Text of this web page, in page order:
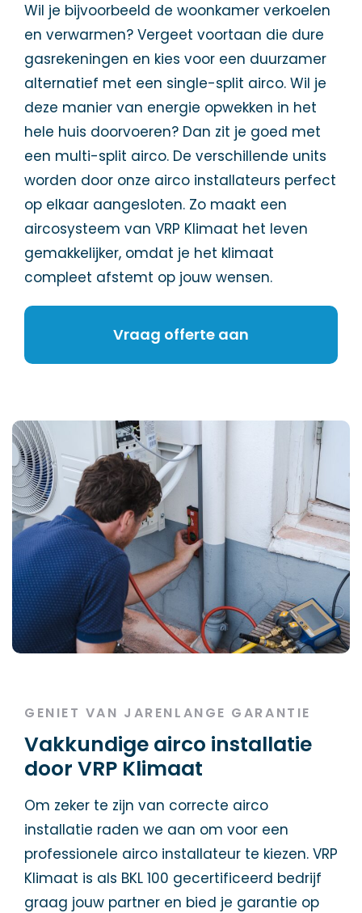
Wil je bijvoorbeeld de woonkamer verkoelen
en verwarmen? Vergeet voortaan die dure
gasrekeningen en kies voor een duurzamer
alternatief met een single-split airco. Wil je
deze manier van energie opwekken in het
hele huis doorvoeren? Dan zit je goed met
een multi-split airco. De verschillende units
worden door onze airco installateurs perfect
op elkaar aangesloten. Zo maakt een
aircosysteem van VRP Klimaat het leven
gemakkelijker, omdat je het klimaat
compleet afstemt op jouw wensen.
Vraag offerte aan
GENIET VAN JARENLANGE GARANTIE
Vakkundige airco installatie
door VRP Klimaat
Om zeker te zijn van correcte airco
installatie raden we aan om voor een
professionele airco installateur te kiezen. VRP
Klimaat is als BKL 100 gecertificeerd bedrijf
graag jouw partner en bied je garantie op